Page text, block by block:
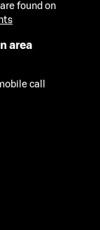
found on
area
call